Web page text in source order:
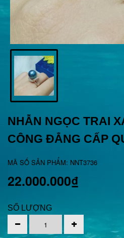
NHẪN NGỌC TRAI
CÔNG ĐẲNG CẤP
MÃ SỐ SẢN PHẨM: NNT3736
22.000.000₫
SỐ LƯỢNG